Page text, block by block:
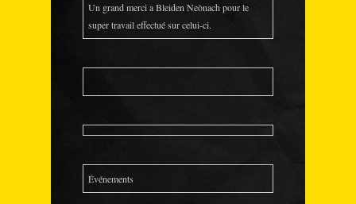
Un grand merci a Bleiden Neònach pour le
super travail effectué sur celui-ci.
Événements